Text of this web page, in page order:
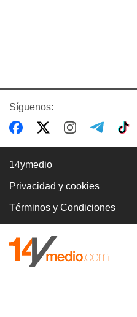
Síguenos:
14ymedio
Privacidad y cookies
Términos y Condiciones